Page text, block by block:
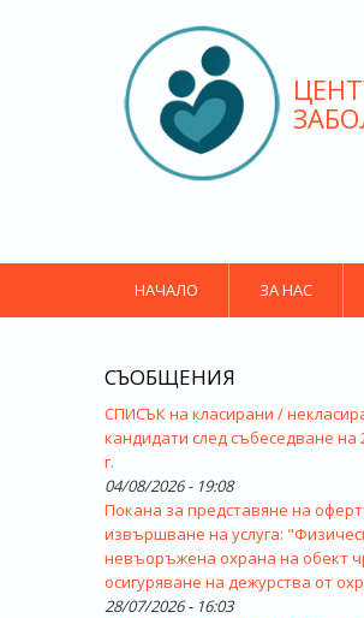
НАЧАЛО ЗА НАС
СЪОБЩЕНИЯ
СПИСЪК на класирани /
кандидати след събеседване на
г.
04/08/2026 - 19:08
Покана за представяне на
извършване на услуга:
невъоръжена охрана на обект
осигуряване на дежурства от
28/07/2026 - 16:03